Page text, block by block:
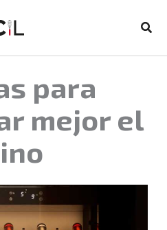
para
mejor el